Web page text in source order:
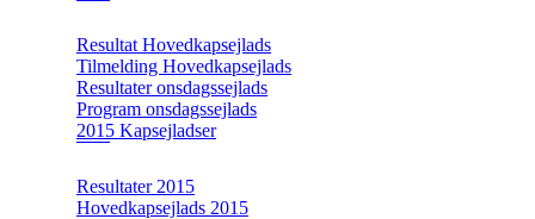
Resultat Hovedkapsejlads
Tilmelding Hovedkapsejlads
Resultater onsdagssejlads
Program onsdagssejlads
2015 Kapsejladser
Resultater 2015
Hovedkapsejlads 2015